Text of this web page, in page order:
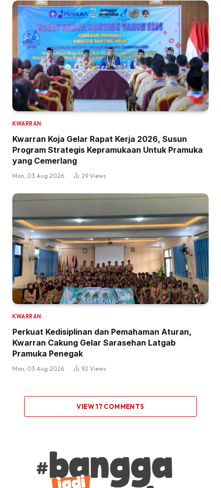
KWARRAN
Kwarran Koja Gelar Rapat Kerja 2026, Susun
Program Strategis Kepramukaan Untuk Pramuka
yang Cemerlang
Mon, 03 Aug 2026 29 Views
KWARRAN
Perkuat Kedisiplinan dan Pemahaman Aturan,
Kwarran Cakung Gelar Sarasehan Latgab
Pramuka Penegak
Mon, 03 Aug 2026 92 Views
VIEW 17 COMMENTS